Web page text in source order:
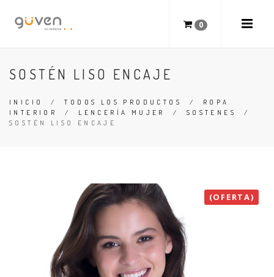
0
SOSTÉN LISO ENCAJE
INICIO /TODOS LOS PRODUCTOS / ROPA
INTERIOR
/ LENCERÍA MUJER / SOSTENES
/
SOSTÉN LISO ENCAJE
(OFERTA)